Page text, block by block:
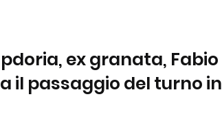
ex granata, Fabio
il passaggio del turno in